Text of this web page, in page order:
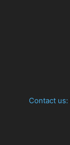
Contact us: